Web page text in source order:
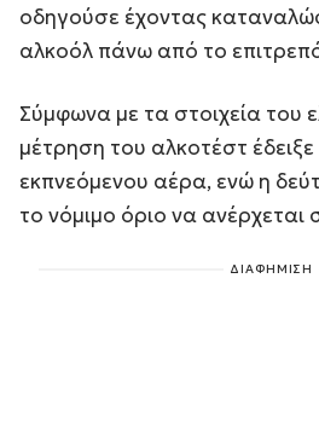
οδηγούσε έχοντας
αλκοόλ πάνω από το
Σύμφωνα με τα στοιχεία του
μέτρηση του αλκοτέστ
εκπνεόμενου αέρα, ενώ η
το νόμιμο όριο να
ΔΙΑΦΗΜΙΣΗ